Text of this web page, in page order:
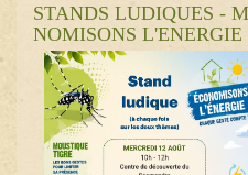
STANDS LUDIQUES -
NOMISONS L'ENERGIE